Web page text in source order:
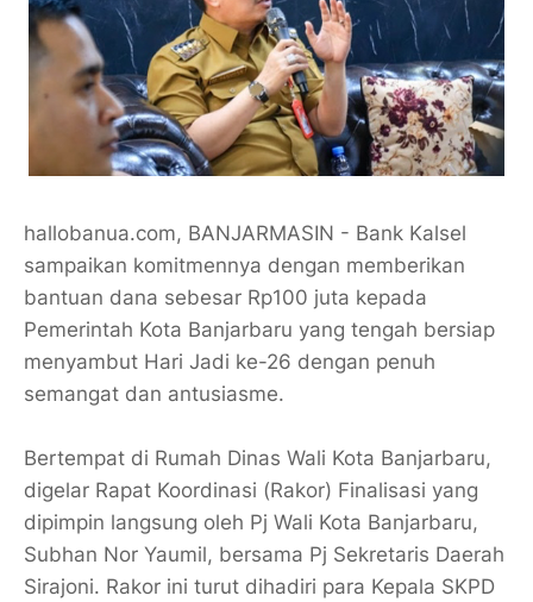
hallobanua.com, BANJARMASIN - Bank Kalsel
sampaikan komitmennya dengan memberikan
bantuan dana sebesar Rp100 juta kepada
Pemerintah Kota Banjarbaru yang tengah bersiap
menyambut Hari Jadi ke-26 dengan penuh
semangat dan antusiasme.
Bertempat di Rumah Dinas Wali Kota Banjarbaru,
digelar Rapat Koordinasi (Rakor) Finalisasi yang
dipimpin langsung oleh Pj Wali Kota Banjarbaru,
Subhan Nor Yaumil, bersama Pj Sekretaris Daerah
Sirajoni. Rakor ini turut dihadiri para Kepala SKPD